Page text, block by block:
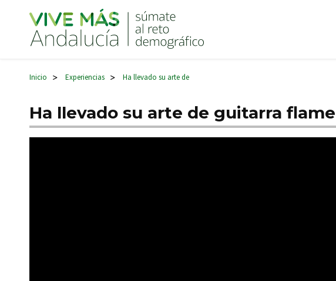
Navegación principal
Inicio > Experiencias > Ha llevado su arte de
Ha llevado su arte de guitarra